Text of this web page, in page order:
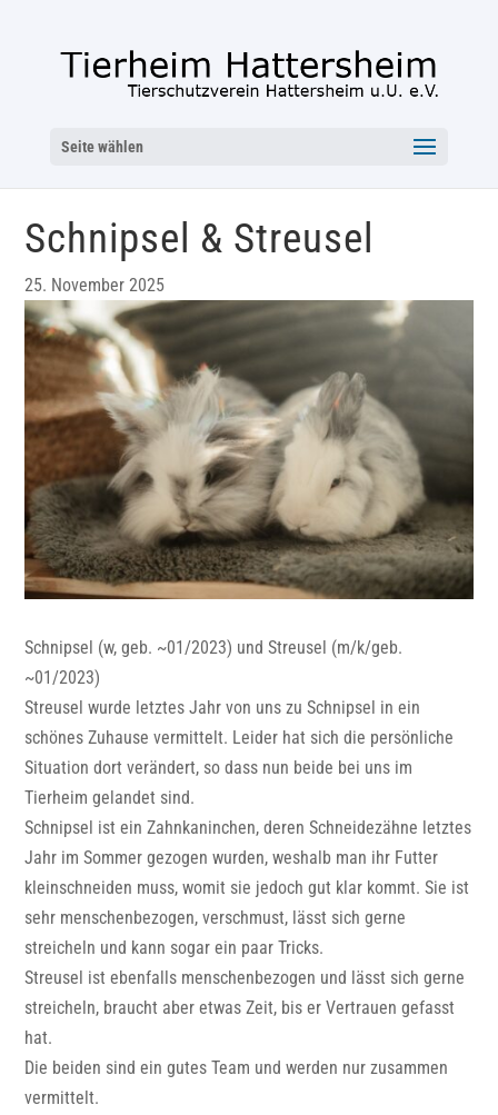
Seite wählen
Schnipsel & Streusel
25. November 2025
Schnipsel (w, geb. ~01/2023) und Streusel (m/k/geb.
~01/2023)
Streusel wurde letztes Jahr von uns zu Schnipsel in ein
schönes Zuhause vermittelt. Leider hat sich die persönliche
Situation dort verändert, so dass nun beide bei uns im
Tierheim gelandet sind.
Schnipsel ist ein Zahnkaninchen, deren Schneidezähne letztes
Jahr im Sommer gezogen wurden, weshalb man ihr Futter
kleinschneiden muss, womit sie jedoch gut klar kommt. Sie ist
sehr menschenbezogen, verschmust, lässt sich gerne
streicheln und kann sogar ein paar Tricks.
Streusel ist ebenfalls menschenbezogen und lässt sich gerne
streicheln, braucht aber etwas Zeit, bis er Vertrauen gefasst
hat.
Die beiden sind ein gutes Team und werden nur zusammen
vermittelt.